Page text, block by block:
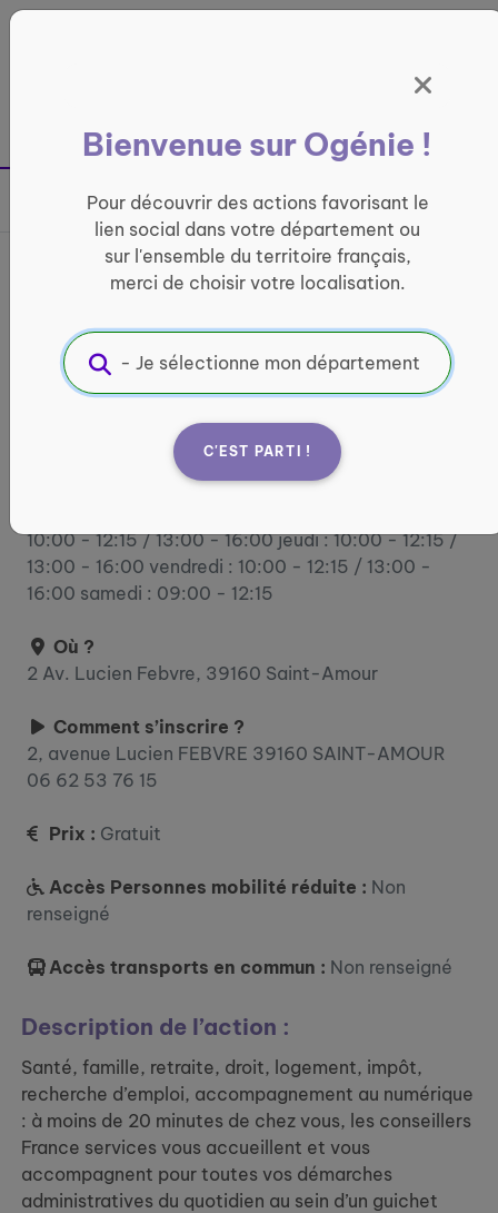
France entière
Bienvenue sur Ogénie !
Pour découvrir des actions favorisant le
lien social dans votre département ou
sur l'ensemble du territoire français,
merci de choisir votre localisation.
C'EST PARTI !
Partager sur
France services de Saint-
Amour
INFORMATIQUE ET ACCÈS AUX DROITS
Informations pratiques :
10:00 - 12:15 / 13:00 - 16:00 jeudi : 10:00 - 12:15 /
13:00 - 16:00 vendredi : 10:00 - 12:15 / 13:00 -
16:00 samedi : 09:00 - 12:15
Où ?
2 Av. Lucien Febvre, 39160 Saint-Amour
Comment s’inscrire ?
2, avenue Lucien FEBVRE 39160 SAINT-AMOUR
06 62 53 76 15
Prix : Gratuit
Accès Personnes mobilité réduite : Non
renseigné
Accès transports en commun : Non renseigné
Description de l’action :
Santé, famille, retraite, droit, logement, impôt,
recherche d’emploi, accompagnement au numérique
: à moins de 20 minutes de chez vous, les conseillers
France services vous accueillent et vous
accompagnent pour toutes vos démarches
administratives du quotidien au sein d’un guichet
Panneau de gestion des cookies